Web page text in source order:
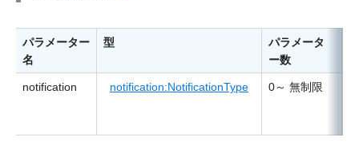
パラメーター
名
型
パラメータ
ー数
notification notification:NotificationType 0～ 無制限